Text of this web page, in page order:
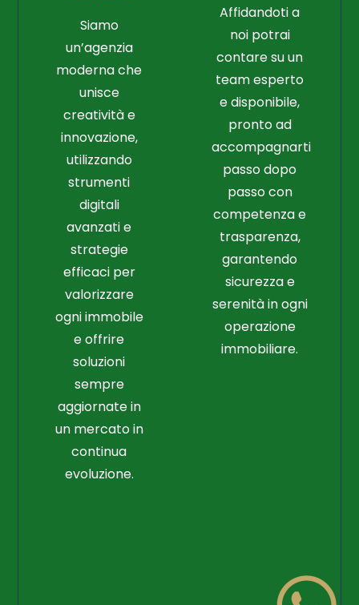
Siamo
un’agenzia
moderna che
unisce
creatività e
innovazione,
utilizzando
strumenti
digitali
avanzati e
strategie
efficaci per
valorizzare
ogni immobile
e offrire
soluzioni
sempre
aggiornate in
un mercato in
continua
evoluzione.
Affidandoti a
noi potrai
contare su un
team esperto
e disponibile,
pronto ad
accompagnarti
passo dopo
passo con
competenza e
trasparenza,
garantendo
sicurezza e
serenità in ogni
operazione
immobiliare.